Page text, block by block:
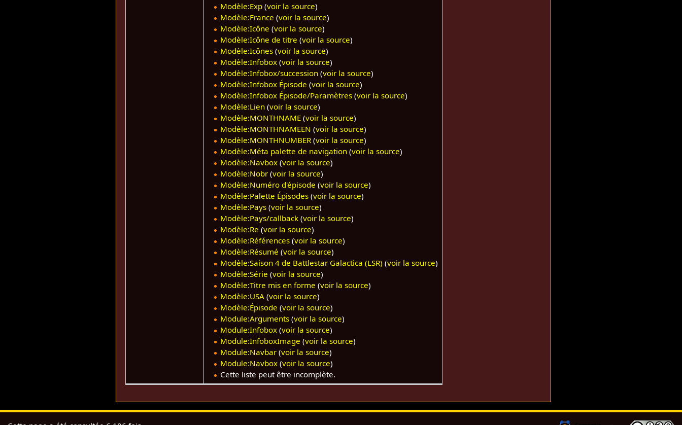
Modèle:Exp (voir la source)
Modèle:France (voir la source)
Modèle:Icône (voir la source)
Modèle:Icône de titre (voir la source)
Modèle:Icônes (voir la source)
Modèle:Infobox (voir la source)
Modèle:Infobox/succession (voir la source)
Modèle:Infobox Épisode (voir la source)
Modèle:Infobox Épisode/Paramètres (voir la source)
Modèle:Lien (voir la source)
Modèle:MONTHNAME (voir la source)
Modèle:MONTHNAMEEN (voir la source)
Modèle:MONTHNUMBER (voir la source)
Modèle:Méta palette de navigation (voir la source)
Modèle:Navbox (voir la source)
Modèle:Nobr (voir la source)
Modèle:Numéro d'épisode (voir la source)
Modèle:Palette Épisodes (voir la source)
Modèle:Pays (voir la source)
Modèle:Pays/callback (voir la source)
Modèle:Re (voir la source)
Modèle:Références (voir la source)
Modèle:Résumé (voir la source)
Modèle:Saison 4 de Battlestar Galactica (LSR) (voir la source)
Modèle:Série (voir la source)
Modèle:Titre mis en forme (voir la source)
Modèle:USA (voir la source)
Modèle:Épisode (voir la source)
Module:Arguments (voir la source)
Module:Infobox (voir la source)
Module:InfoboxImage (voir la source)
Module:Navbar (voir la source)
Module:Navbox (voir la source)
Cette liste peut être incomplète.